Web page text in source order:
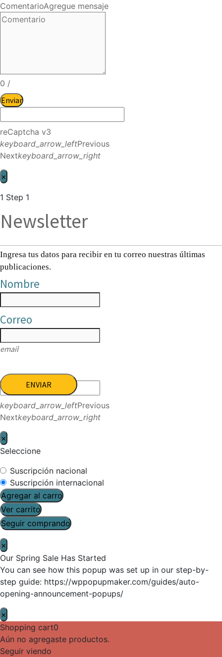
ComentarioAgregue mensaje
0 /
Enviar
reCaptcha v3
keyboard_arrow_leftPrevious
Nextkeyboard_arrow_right
×
1 Step 1
Newsletter
Ingresa tus datos para recibir en tu correo nuestras últimas
publicaciones.
Nombre
Correo
email
ENVIAR
keyboard_arrow_leftPrevious
Nextkeyboard_arrow_right
×
Seleccione
Suscripción nacional
Suscripción internacional
Agregar al carro
Ver carrito
Seguir comprando
×
Our Spring Sale Has Started
You can see how this popup was set up in our step-by-
step guide: https://wppopupmaker.com/guides/auto-
opening-announcement-popups/
×
Shopping cart0
Aún no agregaste productos.
Seguir viendo